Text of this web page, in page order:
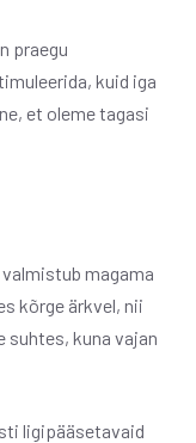
praegu
kuid iga
et oleme tagasi
valmistub magama
kõrge ärkvel, nii
suhtes, kuna vajan
ligipääsetavaid